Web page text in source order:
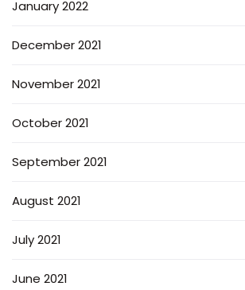
January 2022
December 2021
November 2021
October 2021
September 2021
August 2021
July 2021
June 2021